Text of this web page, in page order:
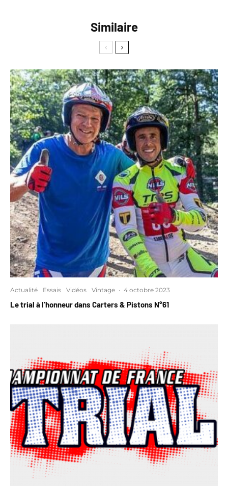
Similaire
Actualité Essais Vidéos Vintage · 4 octobre 2023
Le trial à l’honneur dans Carters & Pistons N°61